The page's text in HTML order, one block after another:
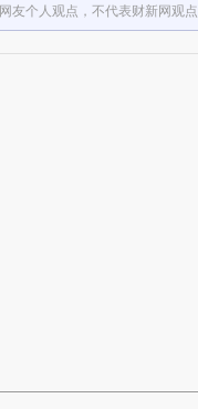
友个人观点，不代表财新网观点